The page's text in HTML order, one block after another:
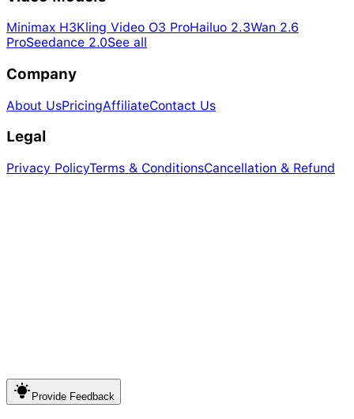
Minimax H3Kling Video O3 ProHailuo 2.3Wan 2.6
ProSeedance 2.0See all
Company
About UsPricingAffiliateContact Us
Legal
Privacy PolicyTerms & ConditionsCancellation & Refund
Provide Feedback